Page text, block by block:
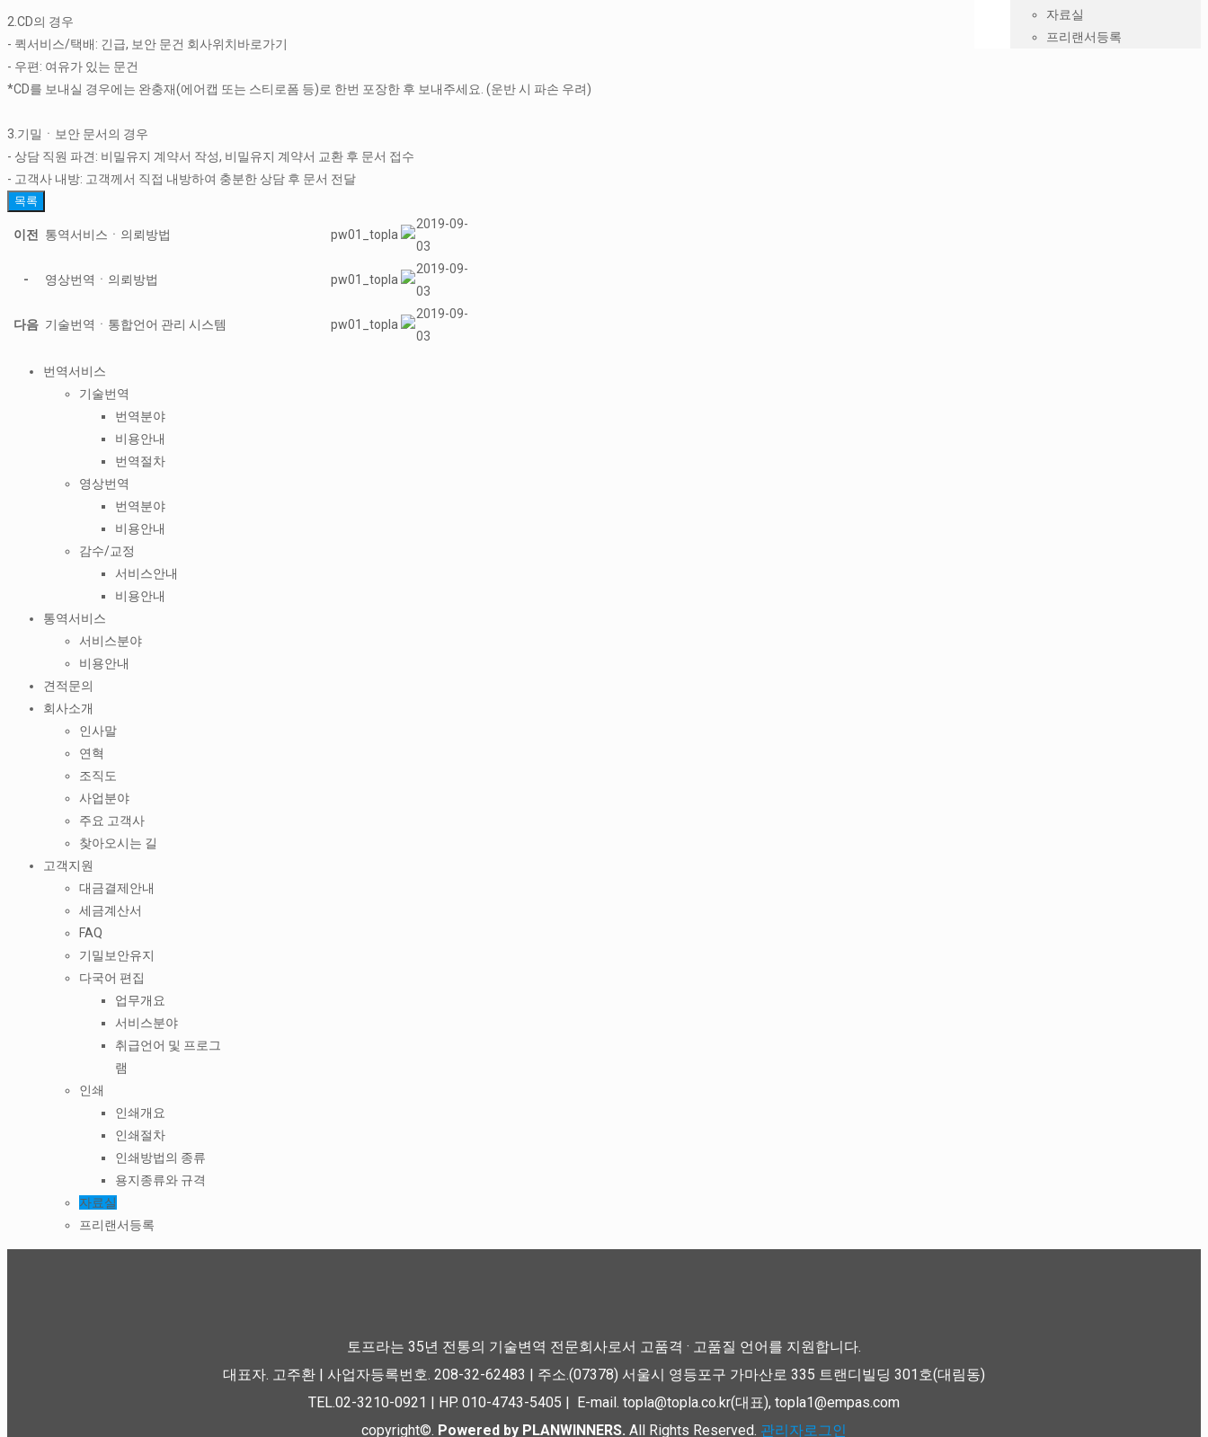
자료실
프리랜서등록
2.CD의 경우
- 퀵서비스/택배: 긴급, 보안 문건 회사위치바로가기
- 우편: 여유가 있는 문건
*CD를 보내실 경우에는 완충재(에어캡 또는 스티로폼 등)로 한번 포장한 후 보내주세요. (운반 시 파손 우려)
3.기밀ㆍ보안 문서의 경우
- 상담 직원 파견: 비밀유지 계약서 작성, 비밀유지 계약서 교환 후 문서 접수
- 고객사 내방: 고객께서 직접 내방하여 충분한 상담 후 문서 전달
목록
이전 통역서비스ㆍ의뢰방법 pw01_topla
2019-09-
03
- 영상번역ㆍ의뢰방법 pw01_topla
2019-09-
03
다음 기술번역ㆍ통합언어 관리 시스템 pw01_topla
2019-09-
03
번역서비스
기술번역
번역분야
비용안내
번역절차
영상번역
번역분야
비용안내
감수/교정
서비스안내
비용안내
통역서비스
서비스분야
비용안내
견적문의
회사소개
인사말
연혁
조직도
사업분야
주요 고객사
찾아오시는 길
고객지원
대금결제안내
세금계산서
FAQ
기밀보안유지
다국어 편집
업무개요
서비스분야
취급언어 및 프로그
램
인쇄
인쇄개요
인쇄절차
인쇄방법의 종류
용지종류와 규격
자료실
프리랜서등록
토프라는 35년 전통의 기술변역 전문회사로서 고품격 · 고품질 언어를 지원합니다.
대표자. 고주환 | 사업자등록번호. 208-32-62483 | 주소.(07378) 서울시 영등포구 가마산로 335 트랜디빌딩 301호(대림동)
TEL.02-3210-0921 | HP. 010-4743-5405 | E-mail. topla@topla.co.kr(대표), topla1@empas.com
copyright©. Powered by PLANWINNERS. All Rights Reserved. 관리자로그인